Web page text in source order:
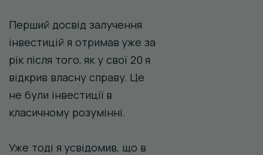
Перший досвід залучення
інвестицій я отримав уже за
рік після того, як у свої 20 я
відкрив власну справу. Це
не були інвестиції в
класичному розумінні.
Уже тоді я усвідомив, що в